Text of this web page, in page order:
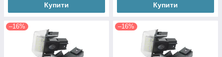
Купити Купити
–16% –16%